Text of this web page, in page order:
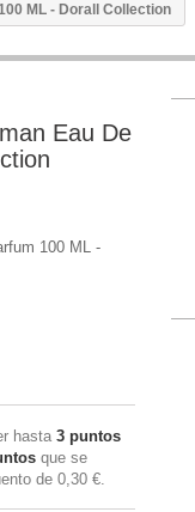
ML - Dorall Collection
Eau De
100 ML -
hasta 3 puntos
que se
de 0,30 €.